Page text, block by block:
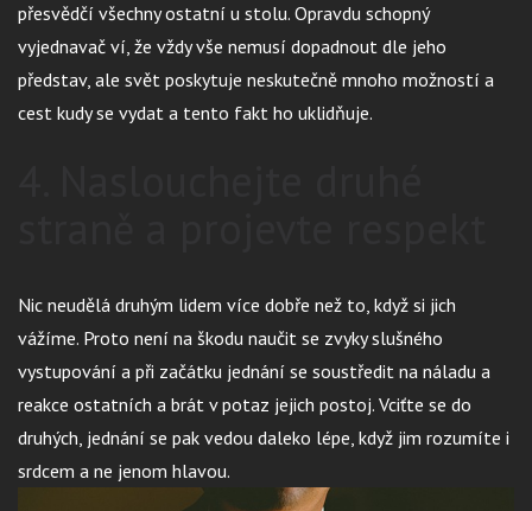
přesvědčí všechny ostatní u stolu. Opravdu schopný
vyjednavač ví, že vždy vše nemusí dopadnout dle jeho
představ, ale svět poskytuje neskutečně mnoho možností a
cest kudy se vydat a tento fakt ho uklidňuje.
Nic neudělá druhým lidem více dobře než to, když si jich
vážíme. Proto není na škodu naučit se zvyky slušného
vystupování a při začátku jednání se soustředit na náladu a
reakce ostatních a brát v potaz jejich postoj. Vciťte se do
druhých, jednání se pak vedou daleko lépe, když jim rozumíte i
srdcem a ne jenom hlavou.